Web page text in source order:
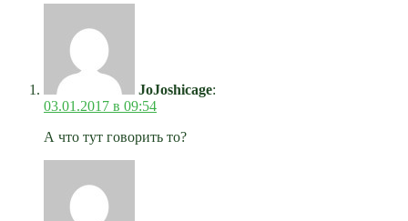
JoJoshicage:
03.01.2017 в 09:54
А что тут говорить то?